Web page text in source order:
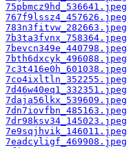
75pbmcz9hd_536641.jpeg
767f9lssz4_457626.jpeg
783n3fitvw_282663.jpeg
7b3ta3fvnx_758364.jpeg
7bevcn349e_440798.jpeg
7bth6dxcyk_496088.jpeg
7c3t416e0h_601038.jpeg
7co4ixltln_352255.jpeg
7d46w40eq1_332351.jpeg
7daja56lkx_539609.jpeg
7dn7iovfbn_485163.jpeg
7dr98ksv34_145023.jpeg
7e9sqjhvik_146011.jpeg
7eadcyligf_469908.jpeg